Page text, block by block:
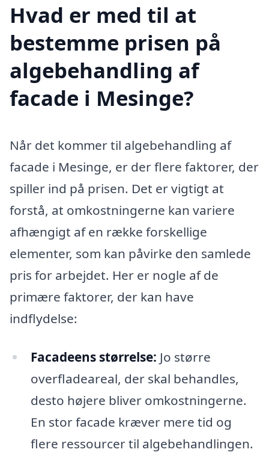
Hvad er med til at
bestemme prisen på
algebehandling af
facade i Mesinge?
Når det kommer til algebehandling af
facade i Mesinge, er der flere faktorer, der
spiller ind på prisen. Det er vigtigt at
forstå, at omkostningerne kan variere
afhængigt af en række forskellige
elementer, som kan påvirke den samlede
pris for arbejdet. Her er nogle af de
primære faktorer, der kan have
indflydelse:
Facadeens størrelse: Jo større
overfladeareal, der skal behandles,
desto højere bliver omkostningerne.
En stor facade kræver mere tid og
flere ressourcer til algebehandlingen.